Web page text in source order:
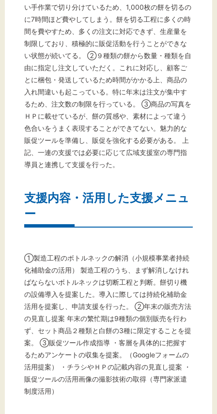
い手作業で切り分けているため、1,000枚の餅を切るの
に7時間ほど費やしてしまう。餅を切る工程に多くの時
間を費やすため、多くの注文に対応できず、生産量を
制限しており、積極的に販促活動を行うことができな
い状態が続いてる。 ②９種類の餅から数量・種類を自
由に指定し注文していただく。これに対応し、顧客ご
とに梱包・発送しているため時間がかかる上、商品の
入れ間違いも起こっている。特に年末は注文が集中す
るため、注文数の制限を行っている。 ③商品の写真を
ＨＰに載せているが、餅の質感や、素材によって違う
色合いをうまく表現することができてない。魅力的な
販促ツールを準備し、販促を強化する必要がある。 上
記、一連の支援では必要に応じて広域支援室の専門指
導員と連携して支援を行った。
支援内容・活用した支援メニュ
ー
①製造工程のボトルネックの解消（小規模事業者持続
化補助金の活用） 製造工程のうち、まず解消しなけれ
ばならないボトルネックは切断工程と判断。餅切り機
の設備導入を提案した。導入に際しては持続化補助金
活用を提案し、申請支援を行った。 ②年末の販売方法
の見直し提案 年末の繁忙期は9種類の個別販売を行わ
ず、セット商品２種類と白餅の3種に限定することを提
案。 ③販促ツール作成指導 ・客層を具体的に把握す
るためアンケートの収集を提案。（Googleフォームの
活用提案） ・チラシやＨＰの記載内容の見直し提案 ・
販促ツールの活用画像の撮影技術の取得（専門家派遣
制度活用）